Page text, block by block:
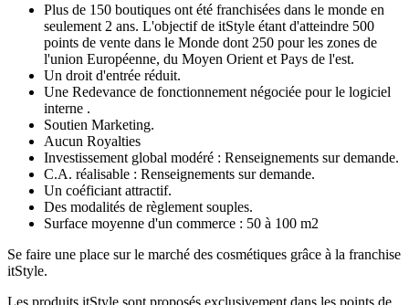
Plus de 150 boutiques ont été franchisées dans le monde en
seulement 2 ans. L'objectif de itStyle étant d'atteindre 500
points de vente dans le Monde dont 250 pour les zones de
l'union Européenne, du Moyen Orient et Pays de l'est.
Un droit d'entrée réduit.
Une Redevance de fonctionnement négociée pour le logiciel
interne .
Soutien Marketing.
Aucun Royalties
Investissement global modéré : Renseignements sur demande.
C.A. réalisable : Renseignements sur demande.
Un coéficiant attractif.
Des modalités de règlement souples.
Surface moyenne d'un commerce : 50 à 100 m2
Se faire une place sur le marché des cosmétiques grâce à la franchise
itStyle.
Les produits itStyle sont proposés exclusivement dans les points de